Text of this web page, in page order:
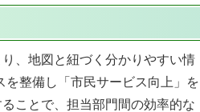
、地図と紐づく分かりやすい情
整備し「市民サービス向上」を
ことで、担当部門間の効率的な